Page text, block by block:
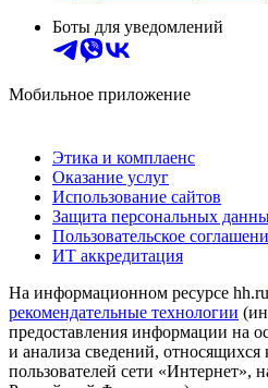
Боты для уведомлений
Мобильное приложение
Этика и комплаенс
Оказание услуг
Использование сайтов
Защита персональных
Пользовательское
ИТ аккредитация
На информационном ресурсе hh.ru
рекомендательные технологии
предоставления информации на
и анализа сведений,
пользователей сети «Интернет»,